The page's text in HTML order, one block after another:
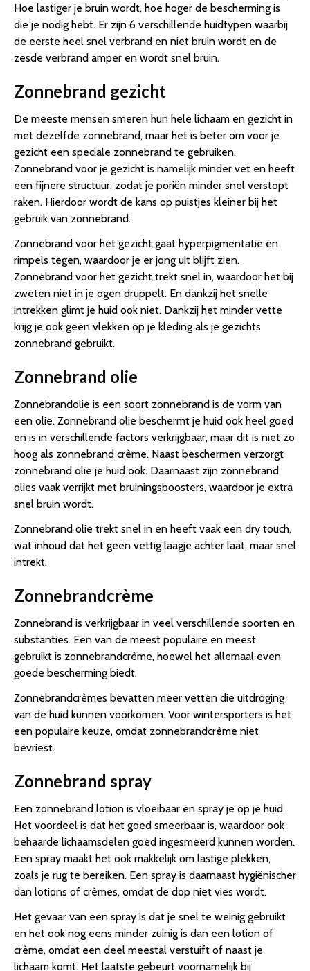
Hoe lastiger je bruin wordt, hoe hoger de bescherming is
die je nodig hebt. Er zijn 6 verschillende huidtypen waarbij
de eerste heel snel verbrand en niet bruin wordt en de
zesde verbrand amper en wordt snel bruin.
Zonnebrand gezicht
De meeste mensen smeren hun hele lichaam en gezicht in
met dezelfde zonnebrand, maar het is beter om voor je
gezicht een speciale zonnebrand te gebruiken.
Zonnebrand voor je gezicht is namelijk minder vet en heeft
een fijnere structuur, zodat je poriën minder snel verstopt
raken. Hierdoor wordt de kans op puistjes kleiner bij het
gebruik van zonnebrand.
Zonnebrand voor het gezicht gaat hyperpigmentatie en
rimpels tegen, waardoor je er jong uit blijft zien.
Zonnebrand voor het gezicht trekt snel in, waardoor het bij
zweten niet in je ogen druppelt. En dankzij het snelle
intrekken glimt je huid ook niet. Dankzij het minder vette
krijg je ook geen vlekken op je kleding als je gezichts
zonnebrand gebruikt.
Zonnebrand olie
Zonnebrandolie is een soort zonnebrand is de vorm van
een olie. Zonnebrand olie beschermt je huid ook heel goed
en is in verschillende factors verkrijgbaar, maar dit is niet zo
hoog als zonnebrand crème. Naast beschermen verzorgt
zonnebrand olie je huid ook. Daarnaast zijn zonnebrand
olies vaak verrijkt met bruiningsboosters, waardoor je extra
snel bruin wordt.
Zonnebrand olie trekt snel in en heeft vaak een dry touch,
wat inhoud dat het geen vettig laagje achter laat, maar snel
intrekt.
Zonnebrandcrème
Zonnebrand is verkrijgbaar in veel verschillende soorten en
substanties. Een van de meest populaire en meest
gebruikt is zonnebrandcrème, hoewel het allemaal even
goede bescherming biedt.
Zonnebrandcrèmes bevatten meer vetten die uitdroging
van de huid kunnen voorkomen. Voor wintersporters is het
een populaire keuze, omdat zonnebrandcrème niet
bevriest.
Zonnebrand spray
Een zonnebrand lotion is vloeibaar en spray je op je huid.
Het voordeel is dat het goed smeerbaar is, waardoor ook
behaarde lichaamsdelen goed ingesmeerd kunnen worden.
Een spray maakt het ook makkelijk om lastige plekken,
zoals je rug te bereiken. Een spray is daarnaast hygiënischer
dan lotions of crèmes, omdat de dop niet vies wordt.
Het gevaar van een spray is dat je snel te weinig gebruikt
en het ook nog eens minder zuinig is dan een lotion of
crème, omdat een deel meestal verstuift of naast je
lichaam komt. Het laatste gebeurt voornamelijk bij